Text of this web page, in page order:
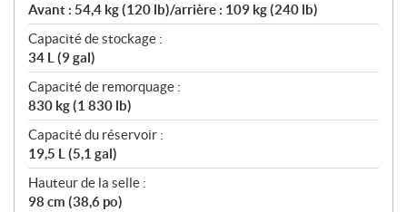
Avant : 54,4 kg (120 lb)/arrière : 109 kg (240 lb)
Capacité de stockage :
34 L (9 gal)
Capacité de remorquage :
830 kg (1 830 lb)
Capacité du réservoir :
19,5 L (5,1 gal)
Hauteur de la selle :
98 cm (38,6 po)